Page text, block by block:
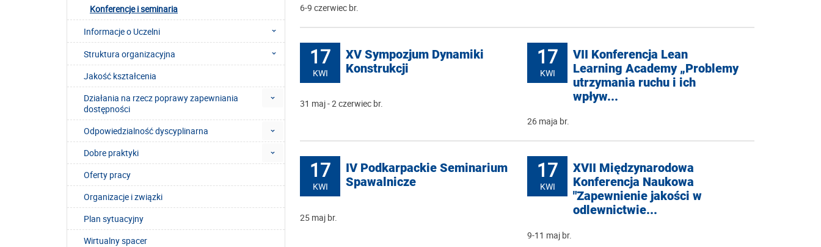
6-9 czerwiec br.
17
KWI
XV Sympozjum Dynamiki
Konstrukcji
31 maj - 2 czerwiec br.
17
KWI
VII Konferencja Lean
Learning Academy „Problemy
utrzymania ruchu i ich
wpływ...
26 maja br.
17
KWI
IV Podkarpackie Seminarium
Spawalnicze
25 maj br.
17
KWI
XVII Międzynarodowa
Konferencja Naukowa
"Zapewnienie jakości w
odlewnictwie...
9-11 maj br.
Konferencje i seminaria
Informacje o Uczelni
Struktura organizacyjna
Jakość kształcenia
Działania na rzecz poprawy zapewniania
dostępności
Odpowiedzialność dyscyplinarna
Dobre praktyki
Oferty pracy
Organizacje i związki
Plan sytuacyjny
Wirtualny spacer